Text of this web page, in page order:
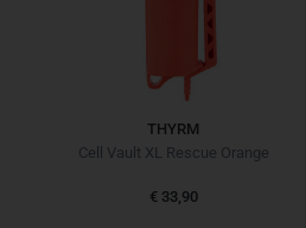
THYRM
Cell Vault XL Rescue Orange
€ 33,90